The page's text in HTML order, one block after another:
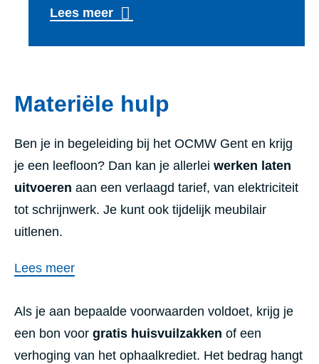
Lees meer
Materiële hulp
Ben je in begeleiding bij het OCMW Gent en krijg
je een leefloon? Dan kan je allerlei werken laten
uitvoeren aan een verlaagd tarief, van elektriciteit
tot schrijnwerk. Je kunt ook tijdelijk meubilair
uitlenen.
Lees meer
Als je aan bepaalde voorwaarden voldoet, krijg je
een bon voor gratis huisvuilzakken of een
verhoging van het ophaalkrediet. Het bedrag hangt